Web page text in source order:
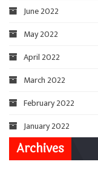
June 2022
May 2022
April 2022
March 2022
February 2022
January 2022
Archives